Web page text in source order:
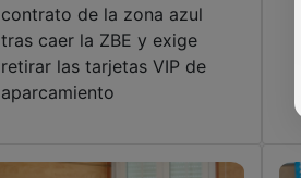
contrato de la zona azul
tras caer la ZBE y exige
retirar las tarjetas VIP de
aparcamiento